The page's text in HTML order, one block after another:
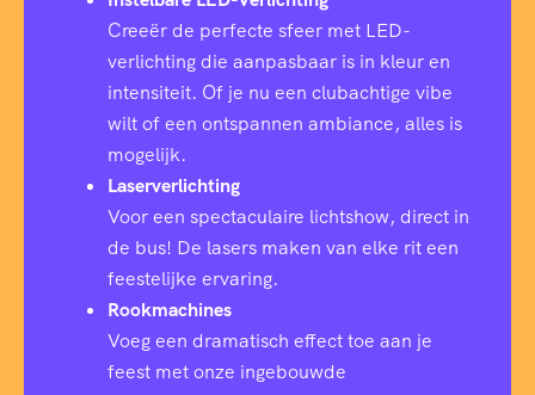
Creeër de perfecte sfeer met LED-
verlichting die aanpasbaar is in kleur en
intensiteit. Of je nu een clubachtige vibe
wilt of een ontspannen ambiance, alles is
mogelijk.
Laserverlichting
Voor een spectaculaire lichtshow, direct in
de bus! De lasers maken van elke rit een
feestelijke ervaring.
Rookmachines
Voeg een dramatisch effect toe aan je
feest met onze ingebouwde